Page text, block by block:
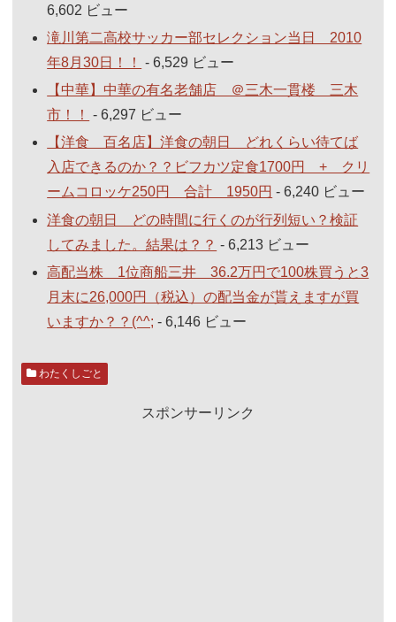
6,602 ビュー
滝川第二高校サッカー部セレクション当日 2010
年8月30日！！
- 6,529 ビュー
【中華】中華の有名老舗店 ＠三木一貫楼 三木
市！！
- 6,297 ビュー
【洋食 百名店】洋食の朝日 どれくらい待てば
入店できるのか？？ビフカツ定食1700円 + クリ
ームコロッケ250円 合計 1950円 - 6,240 ビュー
洋食の朝日 どの時間に行くのが行列短い？検証
してみました。結果は？？ - 6,213 ビュー
高配当株 1位商船三井 36.2万円で100株買うと3
月末に26,000円（税込）の配当金が貰えますが買
いますか？？(^^; - 6,146 ビュー
わたくしごと
スポンサーリンク